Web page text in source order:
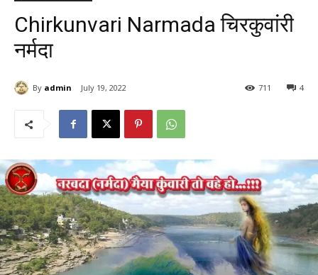
Chirkunvari Narmada चिरकुवांरी
नर्मदा
By admin July 19, 2022 4
711